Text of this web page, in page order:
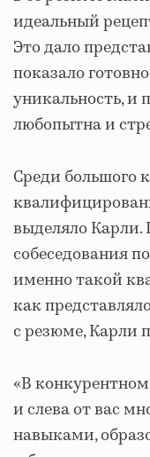
идеальный
Это дало
показало
уникальность, и
любопытна и
Среди большого
выделяло Карли.
собеседования
именно такой
как
с резюме, Карли
«В
и слева от вас
навыками,